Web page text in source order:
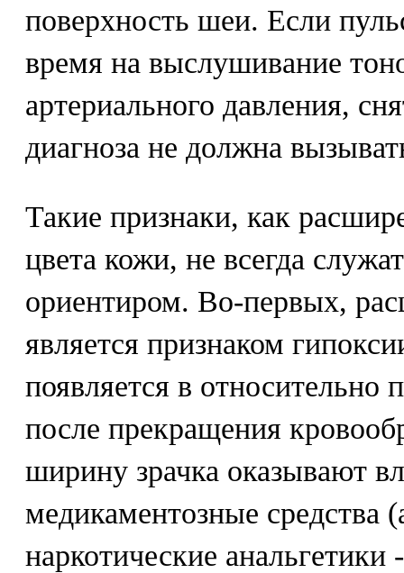
поверхность шеи. Если
время на выслушивание
артериального давления,
диагноза не должна
Такие признаки, как
цвета кожи, не всегда
ориентиром. Во-первых,
является признаком
появляется в относительно
после прекращения
ширину зрачка оказывают
медикаментозные средства
наркотические